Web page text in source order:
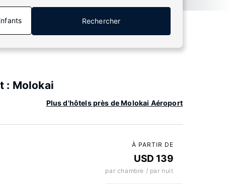
Rechercher
: Molokai
Plus d'hôtels près de Molokai Aéroport
À PARTIR DE
USD 139
par chambre / par nuit